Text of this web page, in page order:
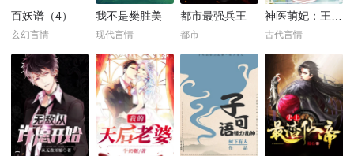
百妖谱（4）
玄幻言情
我不是樊胜美
现代言情
都市最强兵王
都市
神医萌妃：王爷，抱一抱！
古代言情